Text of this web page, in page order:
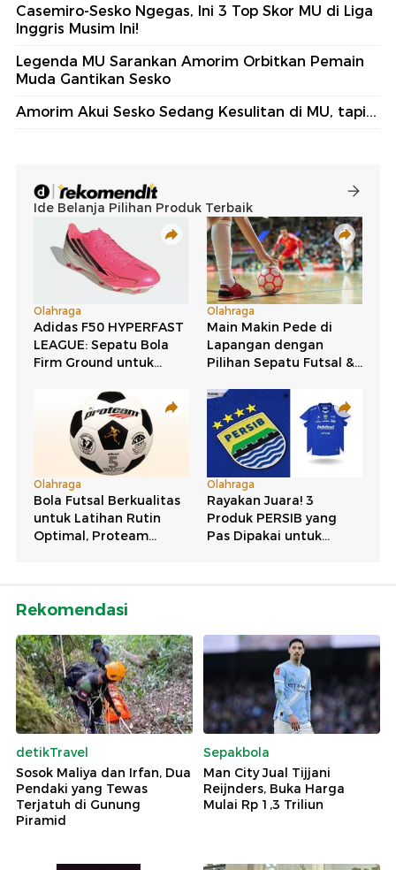
Casemiro-Sesko Ngegas, Ini 3 Top Skor MU di Liga
Inggris Musim Ini!
Legenda MU Sarankan Amorim Orbitkan Pemain
Muda Gantikan Sesko
Amorim Akui Sesko Sedang Kesulitan di MU, tapi...
Rekomendasi
detikTravel
Sosok Maliya dan Irfan, Dua
Pendaki yang Tewas
Terjatuh di Gunung
Piramid
Sepakbola
Man City Jual Tijjani
Reijnders, Buka Harga
Mulai Rp 1,3 Triliun